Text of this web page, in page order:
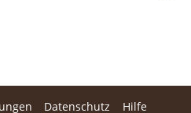
Datenschutz Hilfe